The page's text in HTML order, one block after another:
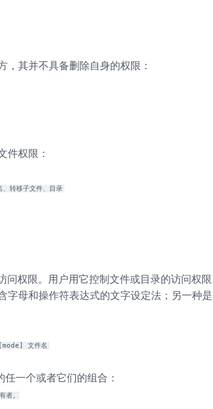
，其并不具备删除自身的权限：
件权限：
、转移子文件、目录
问权限。用户用它控制文件或目录的访问权限
字母和操作符表达式的文字设定法；另一种
文件名
一个或者它们的组合：
者。